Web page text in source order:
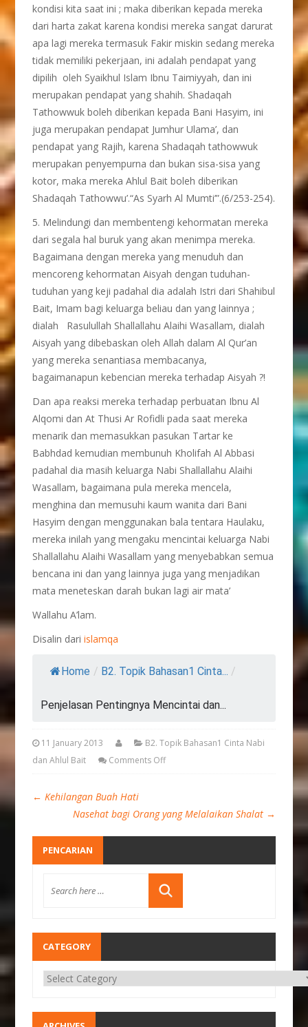
kondisi kita saat ini ; maka diberikan kepada mereka
dari harta zakat karena kondisi mereka sangat darurat
apa lagi mereka termasuk Fakir miskin sedang mereka
tidak memiliki pekerjaan, ini adalah pendapat yang
dipilih oleh Syaikhul Islam Ibnu Taimiyyah, dan ini
merupakan pendapat yang shahih. Shadaqah
Tathowwuk boleh diberikan kepada Bani Hasyim, ini
juga merupakan pendapat Jumhur Ulama’, dan
pendapat yang Rajih, karena Shadaqah tathowwuk
merupakan penyempurna dan bukan sisa-sisa yang
kotor, maka mereka Ahlul Bait boleh diberikan
Shadaqah Tathowwu’.“As Syarh Al Mumti’”.(6/253-254).
5. Melindungi dan membentengi kehormatan mereka
dari segala hal buruk yang akan menimpa mereka.
Bagaimana dengan mereka yang menuduh dan
mencoreng kehormatan Aisyah dengan tuduhan-
tuduhan yang keji padahal dia adalah Istri dari Shahibul
Bait, Imam bagi keluarga beliau dan yang lainnya ;
dialah Rasulullah Shallallahu Alaihi Wasallam, dialah
Aisyah yang dibebaskan oleh Allah dalam Al Qur’an
yang mereka senantiasa membacanya,
bagaimanapun kebencian mereka terhadap Aisyah ?!
Dan apa reaksi mereka terhadap perbuatan Ibnu Al
Alqomi dan At Thusi Ar Rofidli pada saat mereka
menarik dan memasukkan pasukan Tartar ke
Babhdad kemudian membunuh Kholifah Al Abbasi
padahal dia masih keluarga Nabi Shallallahu Alaihi
Wasallam, bagaimana pula mereka mencela,
menghina dan memusuhi kaum wanita dari Bani
Hasyim dengan menggunakan bala tentara Haulaku,
mereka inilah yang mengaku mencintai keluarga Nabi
Shallallahu Alaihi Wasallam yang menyebabkan semua
bencana ini dan yang lainnya juga yang menjadikan
mata meneteskan darah bukan lagi air mata’
Wallahu A’lam.
Disalin dariislamqa
Home / B2. Topik Bahasan1 Cinta... /
Penjelasan Pentingnya Mencintai dan...
11 January 2013
B2. Topik Bahasan1 Cinta Nabi
dan Ahlul Bait
Comments Off
← Kehilangan Buah Hati
Nasehat bagi Orang yang Melalaikan Shalat →
PENCARIAN
CATEGORY